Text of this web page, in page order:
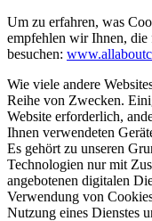
Um zu erfahren, was
empfehlen wir Ihnen, die
besuchen:
Wie viele andere
Reihe von Zwecken.
Website erforderlich,
Ihnen verwendeten
Es gehört zu unseren
Technologien nur mit
angebotenen digitalen
Verwendung von
Nutzung eines Dienstes